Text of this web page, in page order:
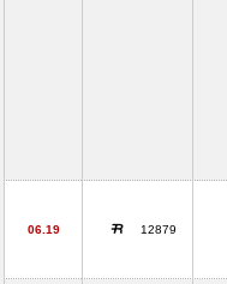
06.19 12879